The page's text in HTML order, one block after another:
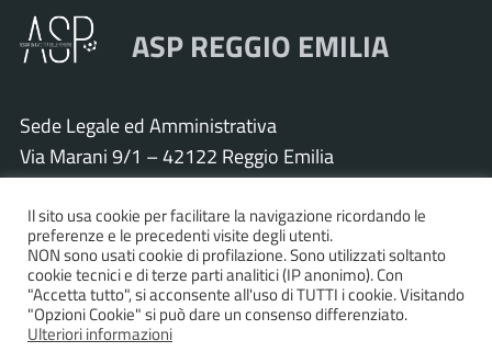
ASP REGGIO EMILIA
Sede Legale ed Amministrativa
Via Marani 9/1 – 42122 Reggio Emilia
Tel. 0522 571011 – Fax 0522 571030
Cod. Fisc. e P.IVA 01925120352
PEC:asp.re@pcert.postecert.it
E-mail:info@asp.re.it
Il sito usa cookie per facilitare la navigazione ricordando le
preferenze e le precedenti visite degli utenti.
NON sono usati cookie di profilazione. Sono utilizzati soltanto
cookie tecnici e di terze parti analitici (IP anonimo). Con
"Accetta tutto", si acconsente all'uso di TUTTI i cookie. Visitando
"Opzioni Cookie" si può dare un consenso differenziato.
Ulteriori informazioni